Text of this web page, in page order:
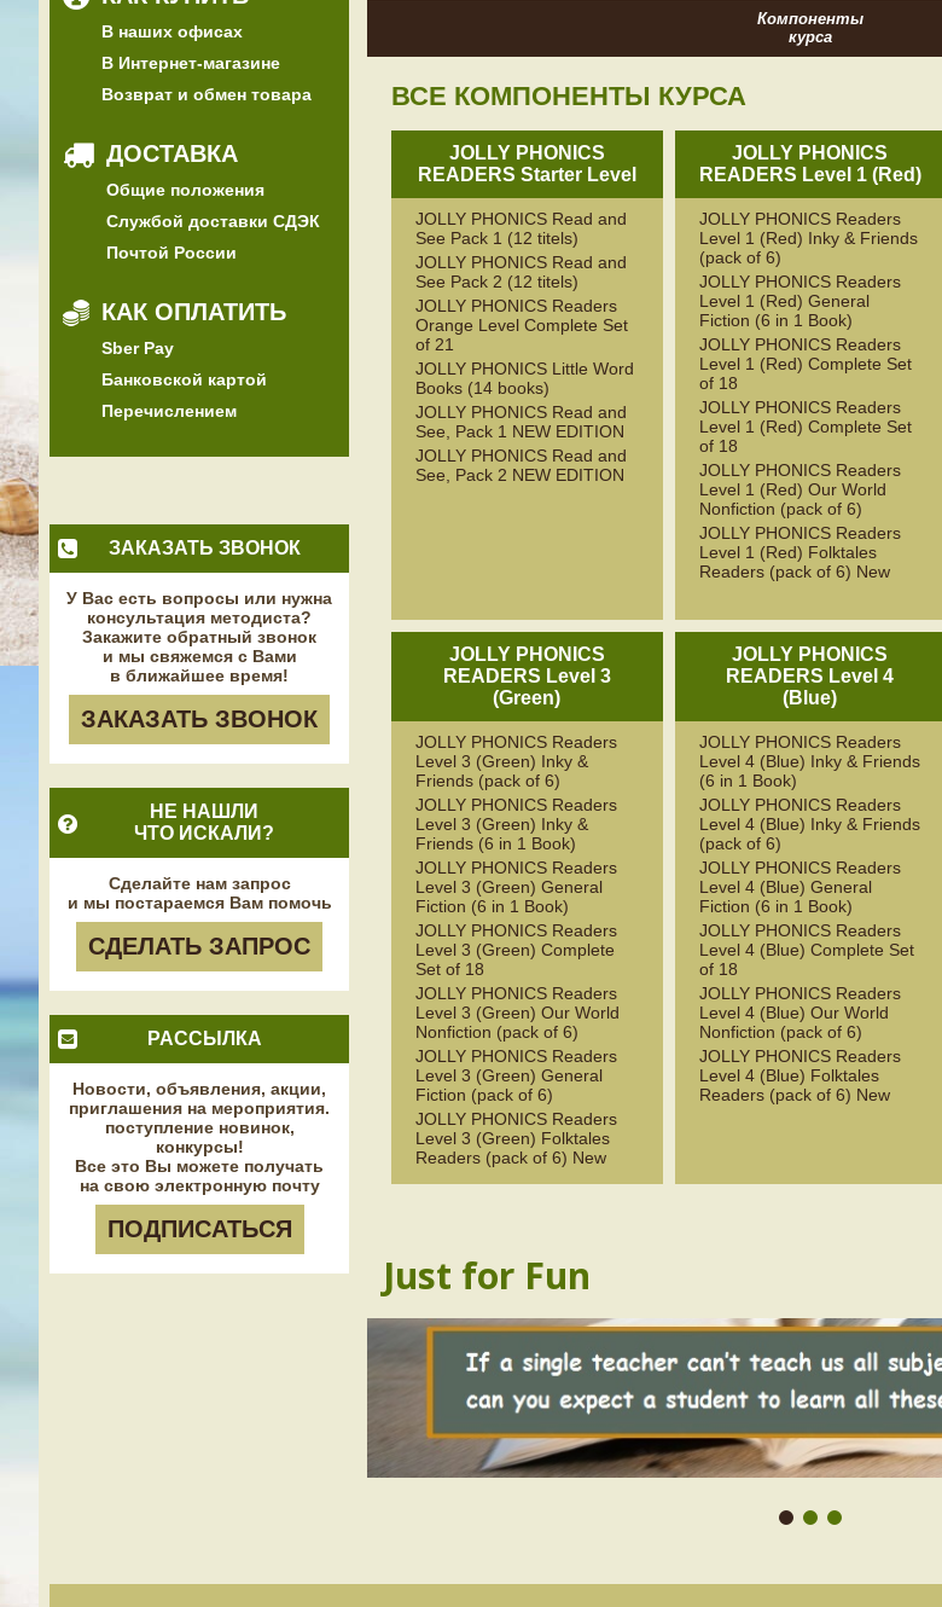
В наших офисах
В Интернет-магазине
Возврат и обмен товара
ДОСТАВКА
Общие положения
Службой доставки СДЭК
Почтой России
КАК ОПЛАТИТЬ
Sber Pay
Банковской картой
Перечислением
ЗАКАЗАТЬ ЗВОНОК
У Вас есть вопросы или нужна
консультация методиста?
Закажите обратный звонок
и мы свяжемся с Вами
в ближайшее время!
ЗАКАЗАТЬ ЗВОНОК
НЕ НАШЛИ
ЧТО ИСКАЛИ?
Сделайте нам запрос
и мы постараемся Вам помочь
СДЕЛАТЬ ЗАПРОС
РАССЫЛКА
Новости, объявления, акции,
приглашения на мероприятия.
поступление новинок,
конкурсы!
Все это Вы можете получать
на свою электронную почту
ПОДПИСАТЬСЯ
Компоненты
курса
ВСЕ КОМПОНЕНТЫ КУРСА
JOLLY PHONICS
READERS Starter Level
JOLLY PHONICS Read and
See Pack 1 (12 titels)
JOLLY PHONICS Read and
See Pack 2 (12 titels)
JOLLY PHONICS Readers
Orange Level Complete Set
of 21
JOLLY PHONICS Little Word
Books (14 books)
JOLLY PHONICS Read and
See, Pack 1 NEW EDITION
JOLLY PHONICS Read and
See, Pack 2 NEW EDITION
JOLLY PHONICS
READERS Level 1 (Red)
JOLLY PHONICS Readers
Level 1 (Red) Inky & Friends
(pack of 6)
JOLLY PHONICS Readers
Level 1 (Red) General
Fiction (6 in 1 Book)
JOLLY PHONICS Readers
Level 1 (Red) Complete Set
of 18
JOLLY PHONICS Readers
Level 1 (Red) Complete Set
of 18
JOLLY PHONICS Readers
Level 1 (Red) Our World
Nonfiction (pack of 6)
JOLLY PHONICS Readers
Level 1 (Red) Folktales
Readers (pack of 6) New
JOLLY PHONICS
READERS Level 3
(Green)
JOLLY PHONICS Readers
Level 3 (Green) Inky &
Friends (pack of 6)
JOLLY PHONICS Readers
Level 3 (Green) Inky &
Friends (6 in 1 Book)
JOLLY PHONICS Readers
Level 3 (Green) General
Fiction (6 in 1 Book)
JOLLY PHONICS Readers
Level 3 (Green) Complete
Set of 18
JOLLY PHONICS Readers
Level 3 (Green) Our World
Nonfiction (pack of 6)
JOLLY PHONICS Readers
Level 3 (Green) General
Fiction (pack of 6)
JOLLY PHONICS Readers
Level 3 (Green) Folktales
Readers (pack of 6) New
JOLLY PHONICS
READERS Level 4
(Blue)
JOLLY PHONICS Readers
Level 4 (Blue) Inky & Friends
(6 in 1 Book)
JOLLY PHONICS Readers
Level 4 (Blue) Inky & Friends
(pack of 6)
JOLLY PHONICS Readers
Level 4 (Blue) General
Fiction (6 in 1 Book)
JOLLY PHONICS Readers
Level 4 (Blue) Complete Set
of 18
JOLLY PHONICS Readers
Level 4 (Blue) Our World
Nonfiction (pack of 6)
JOLLY PHONICS Readers
Level 4 (Blue) Folktales
Readers (pack of 6) New
Just for Fun